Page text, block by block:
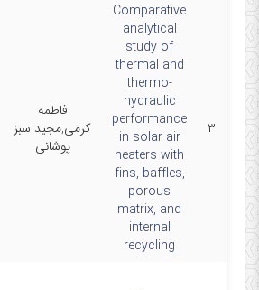
۳
Comparative
analytical
study of
thermal and
thermo-
hydraulic
performance
in solar air
heaters with
fins, baffles,
porous
matrix, and
internal
recycling
فاطمه
کرمی,مجید سبز
پوشانی